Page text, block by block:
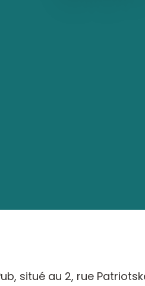
situé au 2, rue